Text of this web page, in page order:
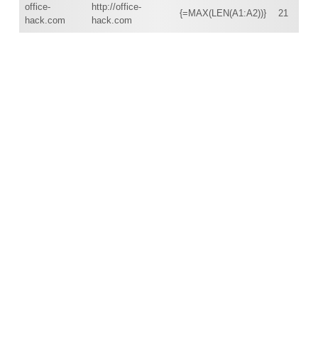
office-
hack.com
http://office-
hack.com
{=MAX(LEN(A1:A2))} 21